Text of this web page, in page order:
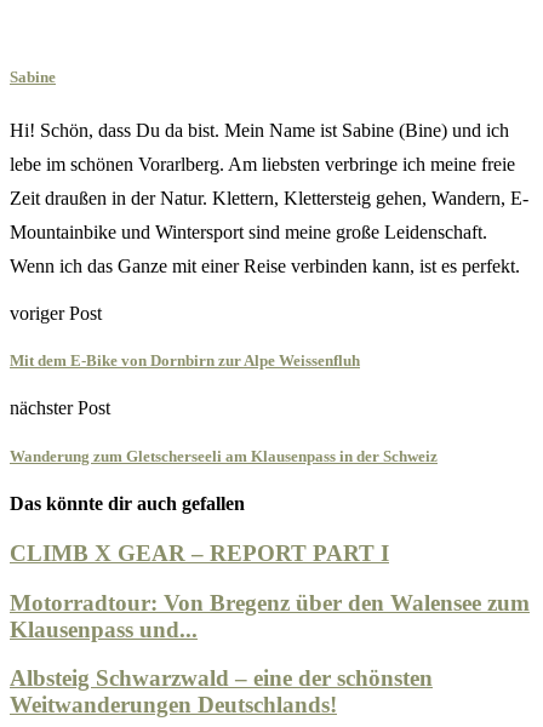
Sabine
Hi! Schön, dass Du da bist. Mein Name ist Sabine (Bine) und ich
lebe im schönen Vorarlberg. Am liebsten verbringe ich meine freie
Zeit draußen in der Natur. Klettern, Klettersteig gehen, Wandern, E-
Mountainbike und Wintersport sind meine große Leidenschaft.
Wenn ich das Ganze mit einer Reise verbinden kann, ist es perfekt.
voriger Post
Mit dem E-Bike von Dornbirn zur Alpe Weissenfluh
nächster Post
Wanderung zum Gletscherseeli am Klausenpass in der Schweiz
Das könnte dir auch gefallen
CLIMB X GEAR – REPORT PART I
Motorradtour: Von Bregenz über den Walensee zum
Klausenpass und...
Albsteig Schwarzwald – eine der schönsten
Weitwanderungen Deutschlands!